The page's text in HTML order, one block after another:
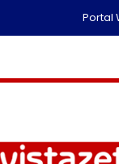
Portal Web de la